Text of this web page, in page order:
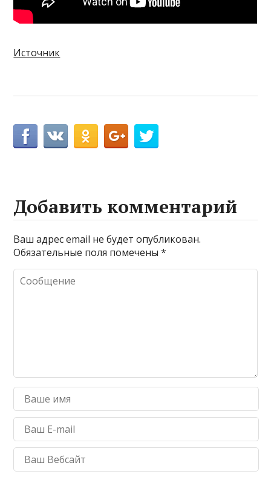
Источник
Добавить комментарий
Ваш адрес email не будет опубликован.
Обязательные поля помечены*